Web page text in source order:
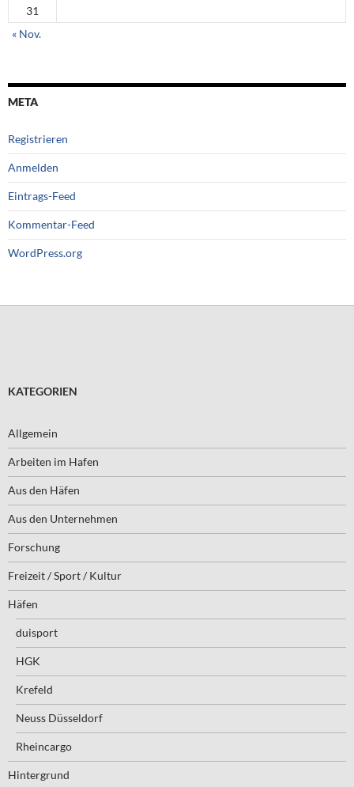
31
« Nov.
META
Registrieren
Anmelden
Eintrags-Feed
Kommentar-Feed
WordPress.org
KATEGORIEN
Allgemein
Arbeiten im Hafen
Aus den Häfen
Aus den Unternehmen
Forschung
Freizeit / Sport / Kultur
Häfen
duisport
HGK
Krefeld
Neuss Düsseldorf
Rheincargo
Hintergrund